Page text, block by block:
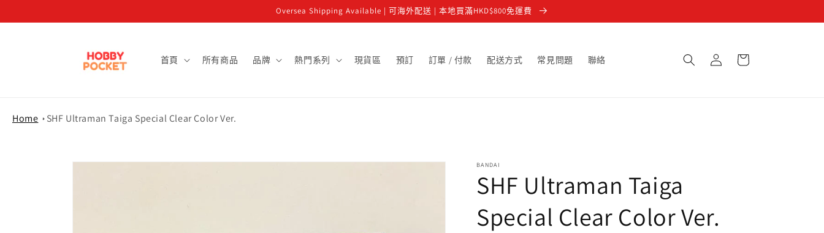
Oversea Shipping Available | 可海外配送 | 本地買滿HKD$800免運費
首頁 所有商品 品牌 熱門系列 現貨區 預訂 訂單 / 付款 配送方式 常見問題 聯絡
登
入
物
Home SHF Ultraman Taiga Special Clear Color Ver.
BANDAI
SHF Ultraman Taiga
Special Clear Color Ver.